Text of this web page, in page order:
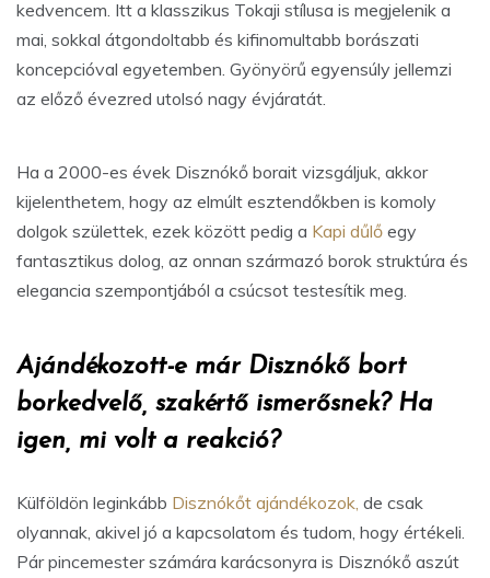
kedvencem. Itt a klasszikus Tokaji stílusa is megjelenik a
mai, sokkal átgondoltabb és kifinomultabb borászati
koncepcióval egyetemben. Gyönyörű egyensúly jellemzi
az előző évezred utolsó nagy évjáratát.
Ha a 2000-es évek Disznókő borait vizsgáljuk, akkor
kijelenthetem, hogy az elmúlt esztendőkben is komoly
dolgok születtek, ezek között pedig a Kapi dűlő egy
fantasztikus dolog, az onnan származó borok struktúra és
elegancia szempontjából a csúcsot testesítik meg.
Ajándékozott-e már Disznókő bort
borkedvelő, szakértő ismerősnek? Ha
igen, mi volt a reakció?
Külföldön leginkább Disznókőt ajándékozok, de csak
olyannak, akivel jó a kapcsolatom és tudom, hogy értékeli.
Pár pincemester számára karácsonyra is Disznókő aszút